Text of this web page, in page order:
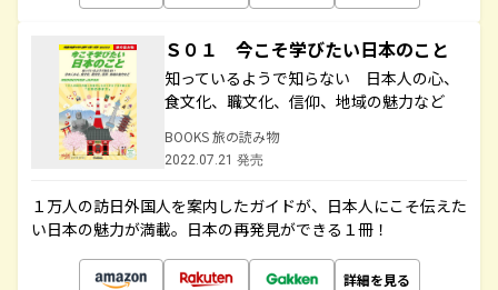
Ｓ０１ 今こそ学びたい日本のこと
知っているようで知らない 日本人の心、
食文化、職文化、信仰、地域の魅力など
BOOKS 旅の読み物
2022.07.21 発売
１万人の訪日外国人を案内したガイドが、日本人にこそ伝えた
い日本の魅力が満載。日本の再発見ができる１冊！
詳細を見る